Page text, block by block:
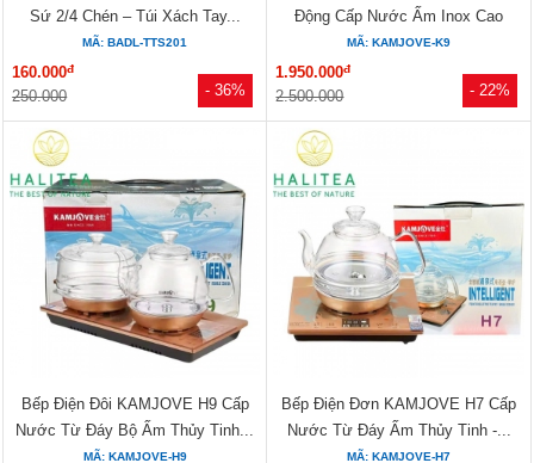
- 36%
Sứ 2/4 Chén – Túi Xách Tay...
MÃ: BADL-TTS201
160.000đ
250.000 - 22%
Động Cấp Nước Ấm Inox Cao
Cấp...
MÃ: KAMJOVE-K9
1.950.000đ
2.500.000
Bếp Điện Đôi KAMJOVE H9 Cấp
Nước Từ Đáy Bộ Ấm Thủy Tinh...
MÃ: KAMJOVE-H9
Bếp Điện Đơn KAMJOVE H7 Cấp
Nước Từ Đáy Ấm Thủy Tinh -...
MÃ: KAMJOVE-H7